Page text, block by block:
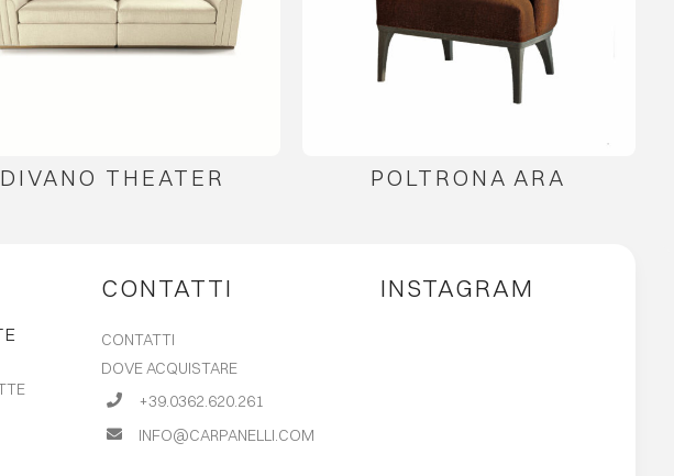
DIVANO THEATER POLTRONA ARA
CONTATTI INSTAGRAM
CONTATTI
DOVE ACQUISTARE
+39.0362.620.261
INFO@CARPANELLI.COM